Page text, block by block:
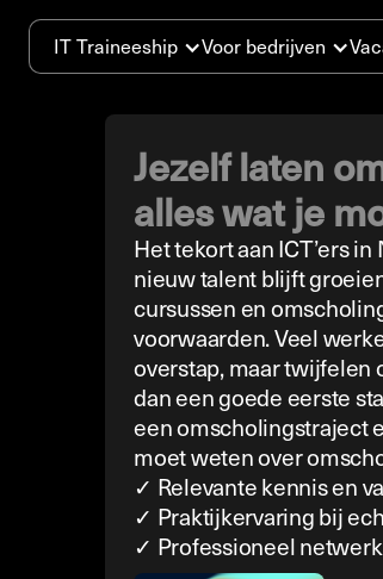
IT Traineeship Voor bedrijven
Jezelf laten
alles wat je
Het tekort aan ICT’ers
nieuw talent blijft
cursussen en
voorwaarden. Veel
overstap, maar twijfelen
dan een goede eerste
een omscholingstraject
moet weten over
✓ Relevante kennis en
✓ Praktijkervaring bij
✓ Professioneel